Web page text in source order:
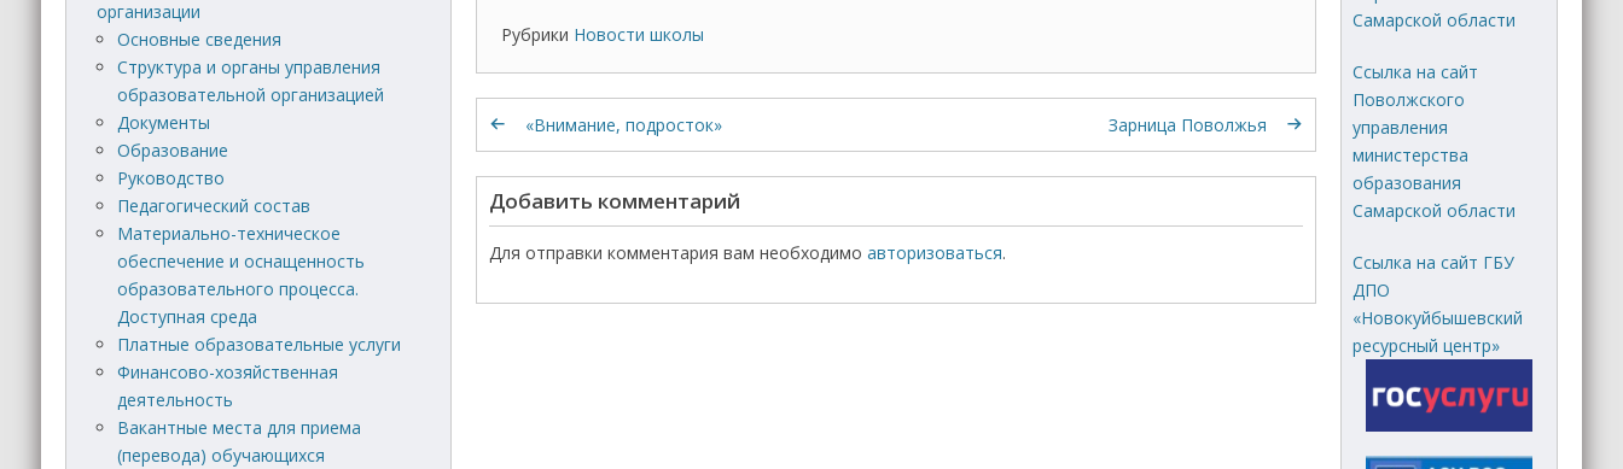
Рубрики Новости школы
«Внимание, подросток» Зарница Поволжья
Добавить комментарий
Для отправки комментария вам необходимо авторизоваться.
организации
Основные сведения
Структура и органы управления
образовательной организацией
Документы
Образование
Руководство
Педагогический состав
Материально-техническое
обеспечение и оснащенность
образовательного процесса.
Доступная среда
Платные образовательные услуги
Финансово-хозяйственная
деятельность
Вакантные места для приема
(перевода) обучающихся
Самарской области
Ссылка на сайт
Поволжского
управления
министерства
образования
Самарской области
Ссылка на сайт ГБУ
ДПО
«Новокуйбышевский
ресурсный центр»